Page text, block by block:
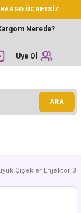
ÜCRETSİZ
Nerede?
Üye Ol
ARA
Çiçekler Enjektör 3